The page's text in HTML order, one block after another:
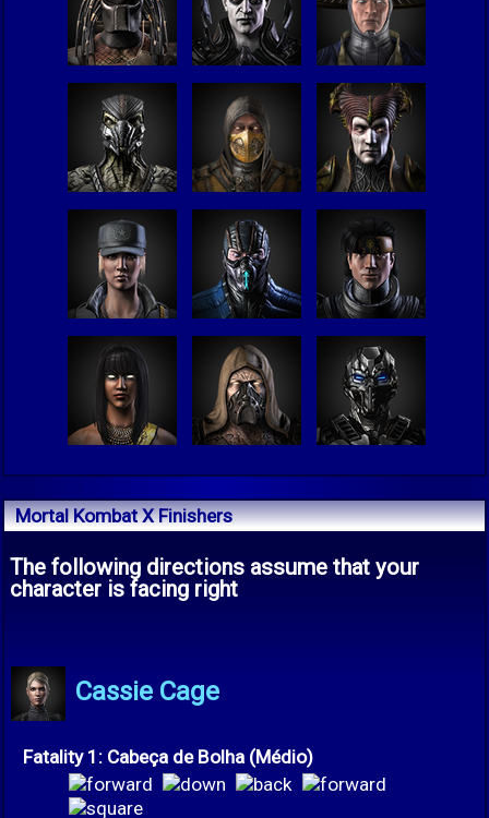
Mortal Kombat X Finishers
The following directions assume that your
character is facing right
Cassie Cage
Fatality 1: Cabeça de Bolha (Médio)